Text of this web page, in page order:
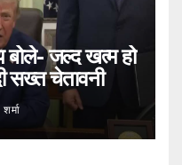
बोले- जल्द खत्म हो
सख्त चेतावनी